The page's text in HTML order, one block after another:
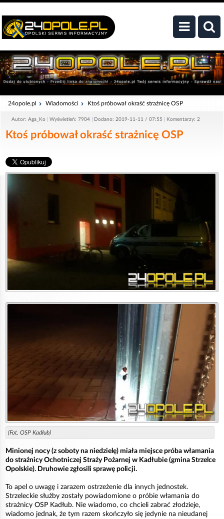
24opole.pl Wiadomości Ktoś próbował okraść strażnicę OSP
Autor: Aga_Ko Wyświetleń: 7904 Dodano: 2019-11-11 / 07:55 Komentarzy: 2
Ktoś próbował okraść strażnicę OSP
(Fot. OSP Kadłub)
Minionej nocy (z soboty na niedzielę) miała miejsce próba włamania
do strażnicy Ochotniczej Straży Pożarnej w Kadłubie (gmina Strzelce
Opolskie). Druhowie zgłosili sprawę policji.
To apel o uwagę i zarazem ostrzeżenie dla innych jednostek.
Strzeleckie służby zostały powiadomione o próbie włamania do
strażnicy OSP Kadłub. Nie wiadomo, co chcieli zabrać złodzieje,
wiadomo jednak, że tym razem skończyło się jedynie na nieudanej